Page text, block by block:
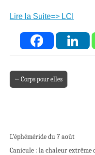
Lire la Suite=> LCI
Post navigation
← Corps pour elles
L’éphéméride du 7 août
Canicule : la chaleur